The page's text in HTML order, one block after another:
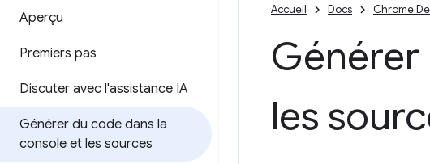
Aperçu
Premiers pas
Discuter avec l'assistance IA
Générer du code dans la
console et les sources
Accueil Docs Chrome
Générer
les